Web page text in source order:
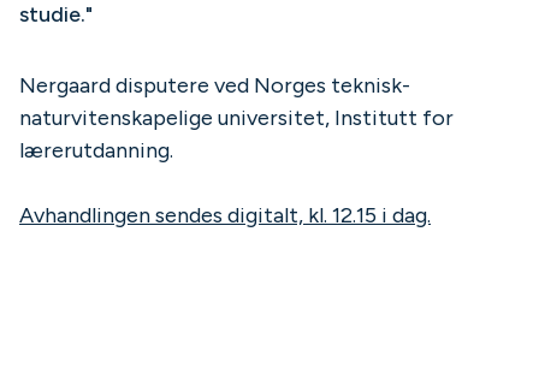
studie."
Nergaard disputere ved Norges teknisk-
naturvitenskapelige universitet, Institutt for
lærerutdanning.
Avhandlingen sendes digitalt, kl. 12.15 i dag.